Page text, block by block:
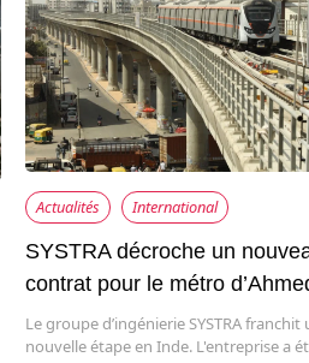
Actualités International
SYSTRA décroche un
contrat pour le métro
Le groupe d’ingénierie SYSTRA franchit
nouvelle étape en Inde. L'entreprise a